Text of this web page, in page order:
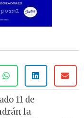
11 de
la